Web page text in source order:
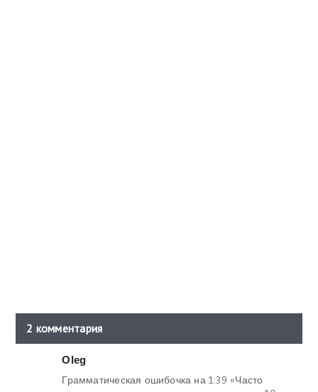
2 комментария
Oleg
Грамматическая ошибочка на 1:39 «Часто